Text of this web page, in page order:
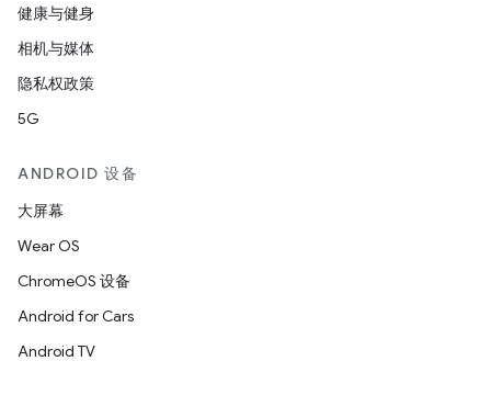
健康与健身
相机与媒体
隐私权政策
5G
ANDROID 设备
大屏幕
Wear OS
ChromeOS 设备
Android for Cars
Android TV